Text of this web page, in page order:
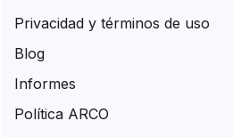
Privacidad y términos de uso
Blog
Informes
Política ARCO